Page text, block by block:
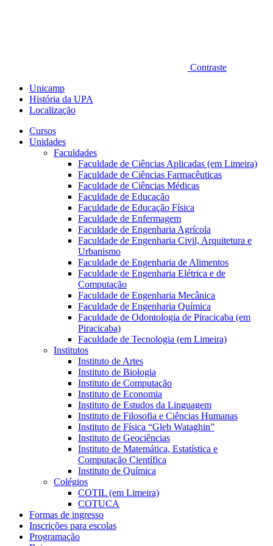
Contraste
Unicamp
História da UPA
Localização
Cursos
Unidades
Faculdades
Faculdade de Ciências Aplicadas (em Limeira)
Faculdade de Ciências Farmacêuticas
Faculdade de Ciências Médicas
Faculdade de Educação
Faculdade de Educação Física
Faculdade de Enfermagem
Faculdade de Engenharia Agrícola
Faculdade de Engenharia Civil, Arquitetura e
Urbanismo
Faculdade de Engenharia de Alimentos
Faculdade de Engenharia Elétrica e de
Computação
Faculdade de Engenharia Mecânica
Faculdade de Engenharia Química
Faculdade de Odontologia de Piracicaba (em
Piracicaba)
Faculdade de Tecnologia (em Limeira)
Institutos
Instituto de Artes
Instituto de Biologia
Instituto de Computação
Instituto de Economia
Instituto de Estudos da Linguagem
Instituto de Filosofia e Ciências Humanas
Instituto de Física “Gleb Wataghin”
Instituto de Geociências
Instituto de Matemática, Estatística e
Computação Científica
Instituto de Química
Colégios
COTIL (em Limeira)
COTUCA
Formas de ingresso
Inscrições para escolas
Programação